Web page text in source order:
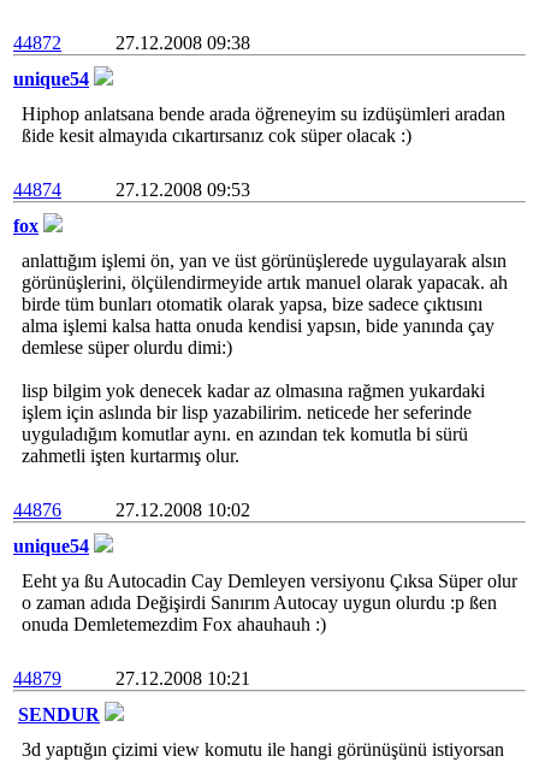
44872
27.12.2008 09:38
unique54
Hiphop anlatsana bende arada öğreneyim su izdüşümleri aradan
ßide kesit almayıda cıkartırsanız cok süper olacak :)
44874
27.12.2008 09:53
fox
anlattığım işlemi ön, yan ve üst görünüşlerede uygulayarak alsın
görünüşlerini, ölçülendirmeyide artık manuel olarak yapacak. ah
birde tüm bunları otomatik olarak yapsa, bize sadece çıktısını
alma işlemi kalsa hatta onuda kendisi yapsın, bide yanında çay
demlese süper olurdu dimi:)
lisp bilgim yok denecek kadar az olmasına rağmen yukardaki
işlem için aslında bir lisp yazabilirim. neticede her seferinde
uyguladığım komutlar aynı. en azından tek komutla bi sürü
zahmetli işten kurtarmış olur.
44876
27.12.2008 10:02
unique54
Eeht ya ßu Autocadin Cay Demleyen versiyonu Çıksa Süper olur
o zaman adıda Değişirdi Sanırım Autocay uygun olurdu :p ßen
onuda Demletemezdim Fox ahauhauh :)
44879
27.12.2008 10:21
SENDUR
3d yaptığın çizimi view komutu ile hangi görünüşünü istiyorsan